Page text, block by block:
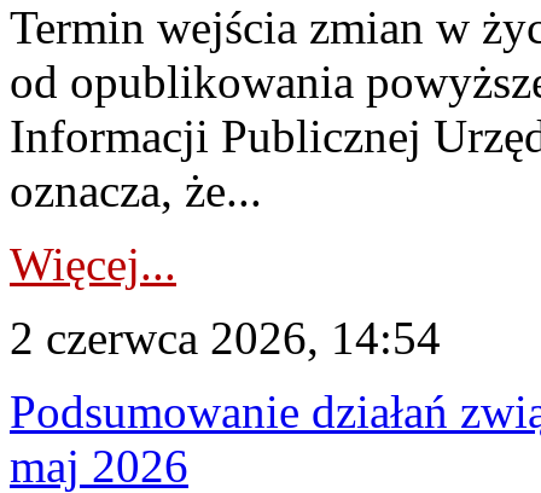
Termin wejścia zmian w
od opublikowania
Informacji Publicznej
oznacza, że...
Więcej...
2 czerwca 2026, 14:54
Podsumowanie działań
maj 2026